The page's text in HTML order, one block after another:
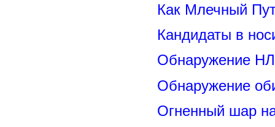
Как Млечный
Кандидаты в
Обнаружение
Обнаружение
Огненный шар